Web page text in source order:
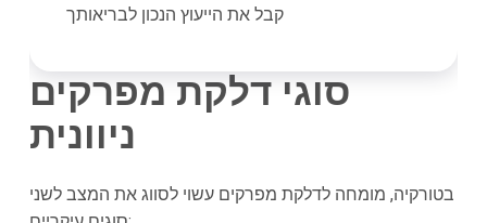
קבל את הייעוץ הנכון לבריאותך
סוגי דלקת מפרקים
ניוונית
בטורקיה, מומחה לדלקת מפרקים עשוי לסווג את המצב לשני